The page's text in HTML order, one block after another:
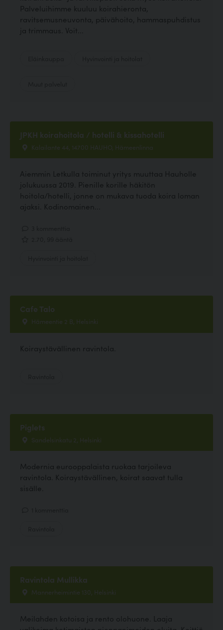
Palveluihimme kuuluu koirahieronta,
ravitsemusneuvonta, päivähoito, hammaspuhdistus
ja trimmaus. Voit...
JPKH koirahoitola / hotelli & kissahotelli
Kalailante 44, 14700 HAUHO, Hämeenlinna
Aiemmin Letkulla toiminut yritys muuttaa Hauholle
jolukuussa 2019. Pienille korille häkitön
hoitola/hotelli, jonne on mukava tuoda koira loman
ajaksi. Kodinomainen...
Cafe Talo
Hämeentie 2 B, Helsinki
Koiraystävällinen ravintola.
Piglets
Sandelsinkatu 2, Helsinki
Modernia eurooppalaista ruokaa tarjoileva
ravintola. Koiraystävällinen, koirat saavat tulla
sisälle.
Ravintola Mullikka
Mannerheimintie 130, Helsinki
Meilahden kotoisa ja rento olohuone. Laaja